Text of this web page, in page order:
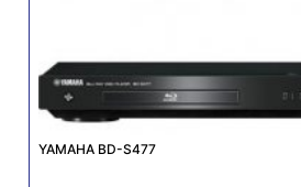
YAMAHA BD-S477